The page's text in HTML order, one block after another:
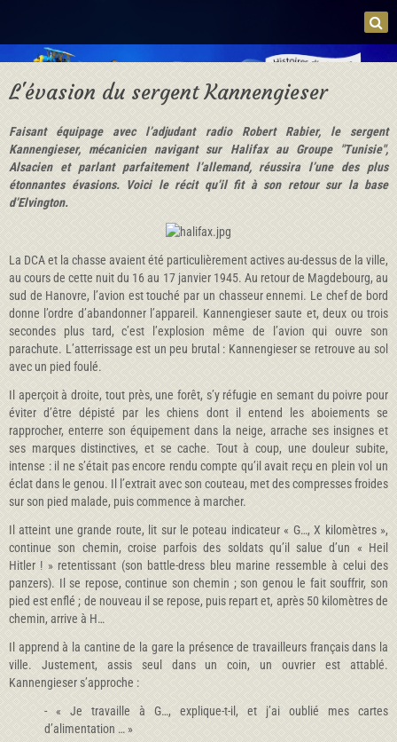
L'évasion du sergent Kannengieser
Faisant équipage avec l’adjudant radio Robert Rabier, le sergent
Kannengieser, mécanicien navigant sur Halifax au Groupe "Tunisie",
Alsacien et parlant parfaitement l’allemand, réussira l’une des plus
étonnantes évasions. Voici le récit qu’il fit à son retour sur la base
d’Elvington.
La DCA et la chasse avaient été particulièrement actives au-dessus de la ville,
au cours de cette nuit du 16 au 17 janvier 1945. Au retour de Magdebourg, au
sud de Hanovre, l’avion est touché par un chasseur ennemi. Le chef de bord
donne l’ordre d’abandonner l’appareil. Kannengieser saute et, deux ou trois
secondes plus tard, c’est l’explosion même de l’avion qui ouvre son
parachute. L’atterrissage est un peu brutal : Kannengieser se retrouve au sol
avec un pied foulé.
Il aperçoit à droite, tout près, une forêt, s’y réfugie en semant du poivre pour
éviter d’être dépisté par les chiens dont il entend les aboiements se
rapprocher, enterre son équipement dans la neige, arrache ses insignes et
ses marques distinctives, et se cache. Tout à coup, une douleur subite,
intense : il ne s’était pas encore rendu compte qu’il avait reçu en plein vol un
éclat dans le genou. Il l’extrait avec son couteau, met des compresses froides
sur son pied malade, puis commence à marcher.
Il atteint une grande route, lit sur le poteau indicateur « G…, X kilomètres »,
continue son chemin, croise parfois des soldats qu’il salue d’un « Heil
Hitler ! » retentissant (son battle-dress bleu marine ressemble à celui des
panzers). Il se repose, continue son chemin ; son genou le fait souffrir, son
pied est enflé ; de nouveau il se repose, puis repart et, après 50 kilomètres de
chemin, arrive à H…
Il apprend à la cantine de la gare la présence de travailleurs français dans la
ville. Justement, assis seul dans un coin, un ouvrier est attablé.
Kannengieser s’approche :
- « Je travaille à G…, explique-t-il, et j’ai oublié mes cartes
d’alimentation … »